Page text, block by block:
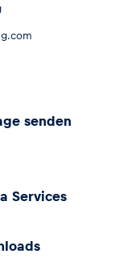
senden
Services